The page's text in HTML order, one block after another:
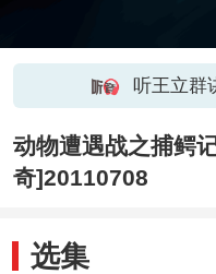
听王立群
动物遭遇战之捕鳄
奇]20110708
选集